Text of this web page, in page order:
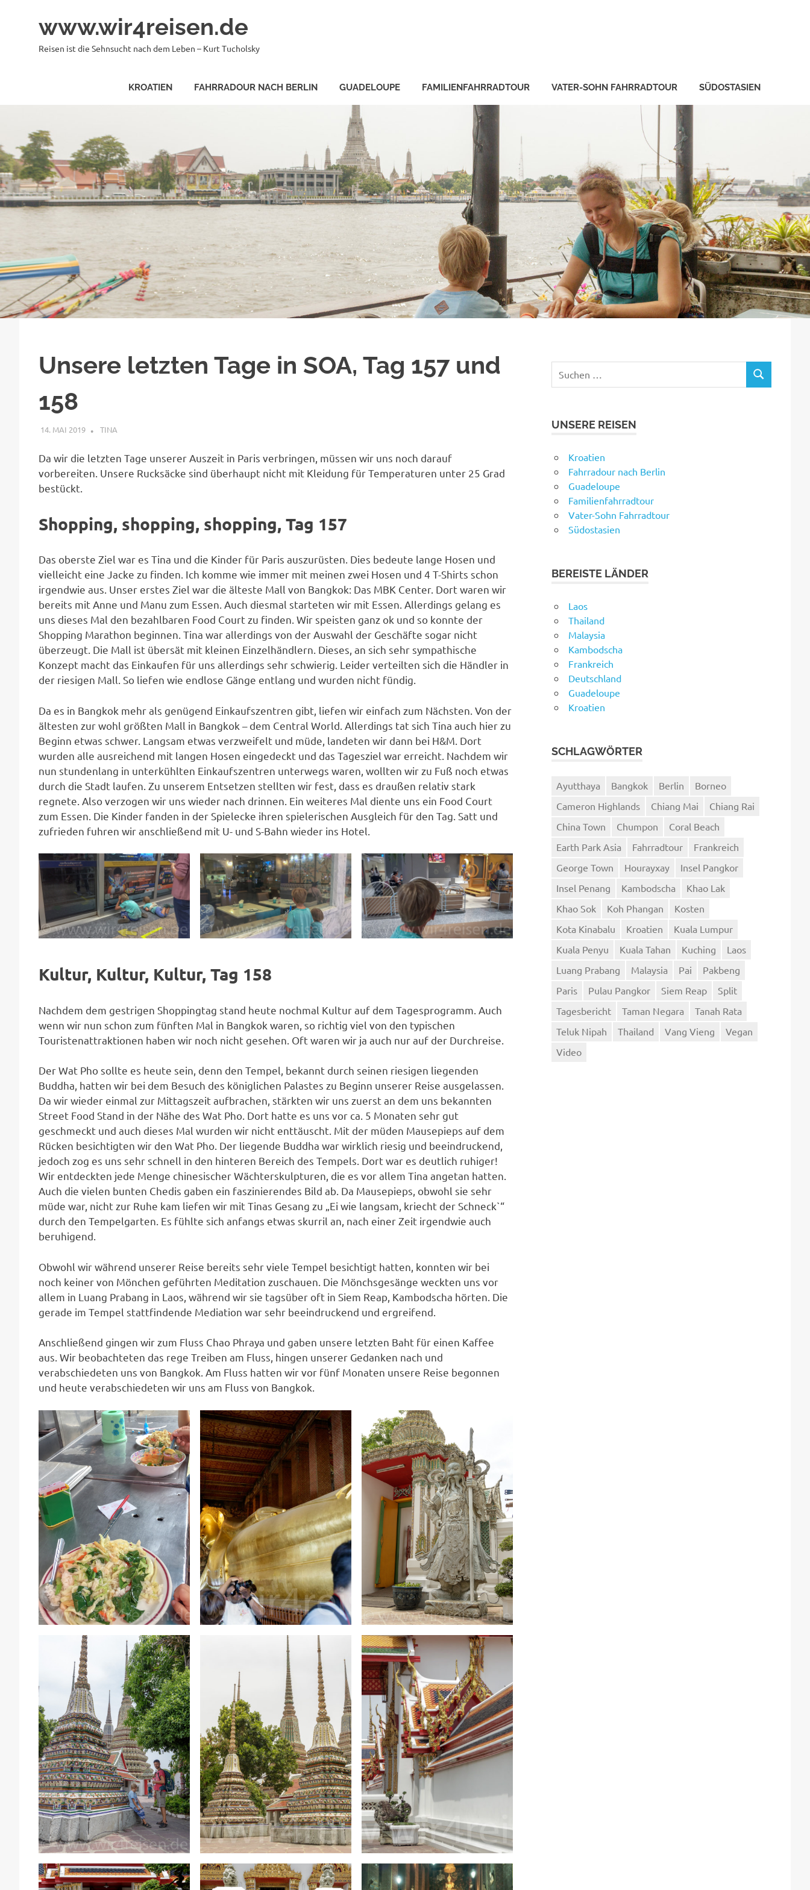
www.wir4reisen.de
Reisen ist die Sehnsucht nach dem Leben – Kurt Tucholsky
KROATIEN FAHRRADOUR NACH BERLIN GUADELOUPE FAMILIENFAHRRADTOUR VATER-SOHN FAHRRADTOUR SÜDOSTASIEN
Unsere letzten Tage in SOA, Tag 157 und
158
14. MAI 2019 TINA
Da wir die letzten Tage unserer Auszeit in Paris verbringen, müssen wir uns noch darauf
vorbereiten. Unsere Rucksäcke sind überhaupt nicht mit Kleidung für Temperaturen unter 25 Grad
bestückt.
Shopping, shopping, shopping, Tag 157
Das oberste Ziel war es Tina und die Kinder für Paris auszurüsten. Dies bedeute lange Hosen und
vielleicht eine Jacke zu finden. Ich komme wie immer mit meinen zwei Hosen und 4 T-Shirts schon
irgendwie aus. Unser erstes Ziel war die älteste Mall von Bangkok: Das MBK Center. Dort waren wir
bereits mit Anne und Manu zum Essen. Auch diesmal starteten wir mit Essen. Allerdings gelang es
uns dieses Mal den bezahlbaren Food Court zu finden. Wir speisten ganz ok und so konnte der
Shopping Marathon beginnen. Tina war allerdings von der Auswahl der Geschäfte sogar nicht
überzeugt. Die Mall ist übersät mit kleinen Einzelhändlern. Dieses, an sich sehr sympathische
Konzept macht das Einkaufen für uns allerdings sehr schwierig. Leider verteilten sich die Händler in
der riesigen Mall. So liefen wie endlose Gänge entlang und wurden nicht fündig.
Da es in Bangkok mehr als genügend Einkaufszentren gibt, liefen wir einfach zum Nächsten. Von der
ältesten zur wohl größten Mall in Bangkok – dem Central World. Allerdings tat sich Tina auch hier zu
Beginn etwas schwer. Langsam etwas verzweifelt und müde, landeten wir dann bei H&M. Dort
wurden alle ausreichend mit langen Hosen eingedeckt und das Tagesziel war erreicht. Nachdem wir
nun stundenlang in unterkühlten Einkaufszentren unterwegs waren, wollten wir zu Fuß noch etwas
durch die Stadt laufen. Zu unserem Entsetzen stellten wir fest, dass es draußen relativ stark
regnete. Also verzogen wir uns wieder nach drinnen. Ein weiteres Mal diente uns ein Food Court
zum Essen. Die Kinder fanden in der Spielecke ihren spielerischen Ausgleich für den Tag. Satt und
zufrieden fuhren wir anschließend mit U- und S-Bahn wieder ins Hotel.
Kultur, Kultur, Kultur, Tag 158
Nachdem dem gestrigen Shoppingtag stand heute nochmal Kultur auf dem Tagesprogramm. Auch
wenn wir nun schon zum fünften Mal in Bangkok waren, so richtig viel von den typischen
Touristenattraktionen haben wir noch nicht gesehen. Oft waren wir ja auch nur auf der Durchreise.
Der Wat Pho sollte es heute sein, denn den Tempel, bekannt durch seinen riesigen liegenden
Buddha, hatten wir bei dem Besuch des königlichen Palastes zu Beginn unserer Reise ausgelassen.
Da wir wieder einmal zur Mittagszeit aufbrachen, stärkten wir uns zuerst an dem uns bekannten
Street Food Stand in der Nähe des Wat Pho. Dort hatte es uns vor ca. 5 Monaten sehr gut
geschmeckt und auch dieses Mal wurden wir nicht enttäuscht. Mit der müden Mausepieps auf dem
Rücken besichtigten wir den Wat Pho. Der liegende Buddha war wirklich riesig und beeindruckend,
jedoch zog es uns sehr schnell in den hinteren Bereich des Tempels. Dort war es deutlich ruhiger!
Wir entdeckten jede Menge chinesischer Wächterskulpturen, die es vor allem Tina angetan hatten.
Auch die vielen bunten Chedis gaben ein faszinierendes Bild ab. Da Mausepieps, obwohl sie sehr
müde war, nicht zur Ruhe kam liefen wir mit Tinas Gesang zu „Ei wie langsam, kriecht der Schneck`“
durch den Tempelgarten. Es fühlte sich anfangs etwas skurril an, nach einer Zeit irgendwie auch
beruhigend.
Obwohl wir während unserer Reise bereits sehr viele Tempel besichtigt hatten, konnten wir bei
noch keiner von Mönchen geführten Meditation zuschauen. Die Mönchsgesänge weckten uns vor
allem in Luang Prabang in Laos, während wir sie tagsüber oft in Siem Reap, Kambodscha hörten. Die
gerade im Tempel stattfindende Mediation war sehr beeindruckend und ergreifend.
Anschließend gingen wir zum Fluss Chao Phraya und gaben unsere letzten Baht für einen Kaffee
aus. Wir beobachteten das rege Treiben am Fluss, hingen unserer Gedanken nach und
verabschiedeten uns von Bangkok. Am Fluss hatten wir vor fünf Monaten unsere Reise begonnen
und heute verabschiedeten wir uns am Fluss von Bangkok.
Suchen
SUCHEN
UNSERE REISEN
Kroatien
Fahrradour nach Berlin
Guadeloupe
Familienfahrradtour
Vater-Sohn Fahrradtour
Südostasien
BEREISTE LÄNDER
Laos
Thailand
Malaysia
Kambodscha
Frankreich
Deutschland
Guadeloupe
Kroatien
SCHLAGWÖRTER
Ayutthaya Bangkok Berlin
Borneo
Cameron Highlands
Chiang Mai
Chiang Rai
China Town
Chumpon
Coral Beach
Earth Park Asia
Fahrradtour
Frankreich
George Town
Hourayxay
Insel Pangkor
Insel Penang
Kambodscha
Khao Lak
Khao Sok
Koh Phangan
Kosten
Kota Kinabalu
Kroatien
Kuala Lumpur
Kuala Penyu
Kuala Tahan Kuching
Laos
Luang Prabang
Malaysia Pai
Pakbeng
Paris
Pulau Pangkor Siem Reap
Split
Tagesbericht
Taman Negara
Tanah Rata
Teluk Nipah
Thailand Vang Vieng
Vegan
Video